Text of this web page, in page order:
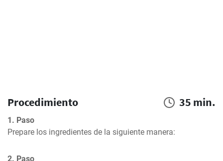
Procedimiento 35 min.
1. Paso
Prepare los ingredientes de la siguiente manera:
2. Paso